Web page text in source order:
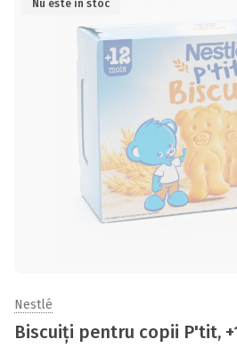
Nu este în stoc
Nestlé
Biscuiți pentru copii P'tit,